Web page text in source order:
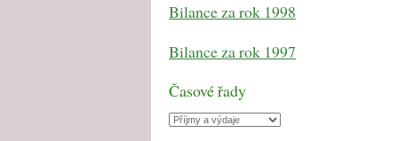
Bilance za rok 1998
Bilance za rok 1997
Časové řady